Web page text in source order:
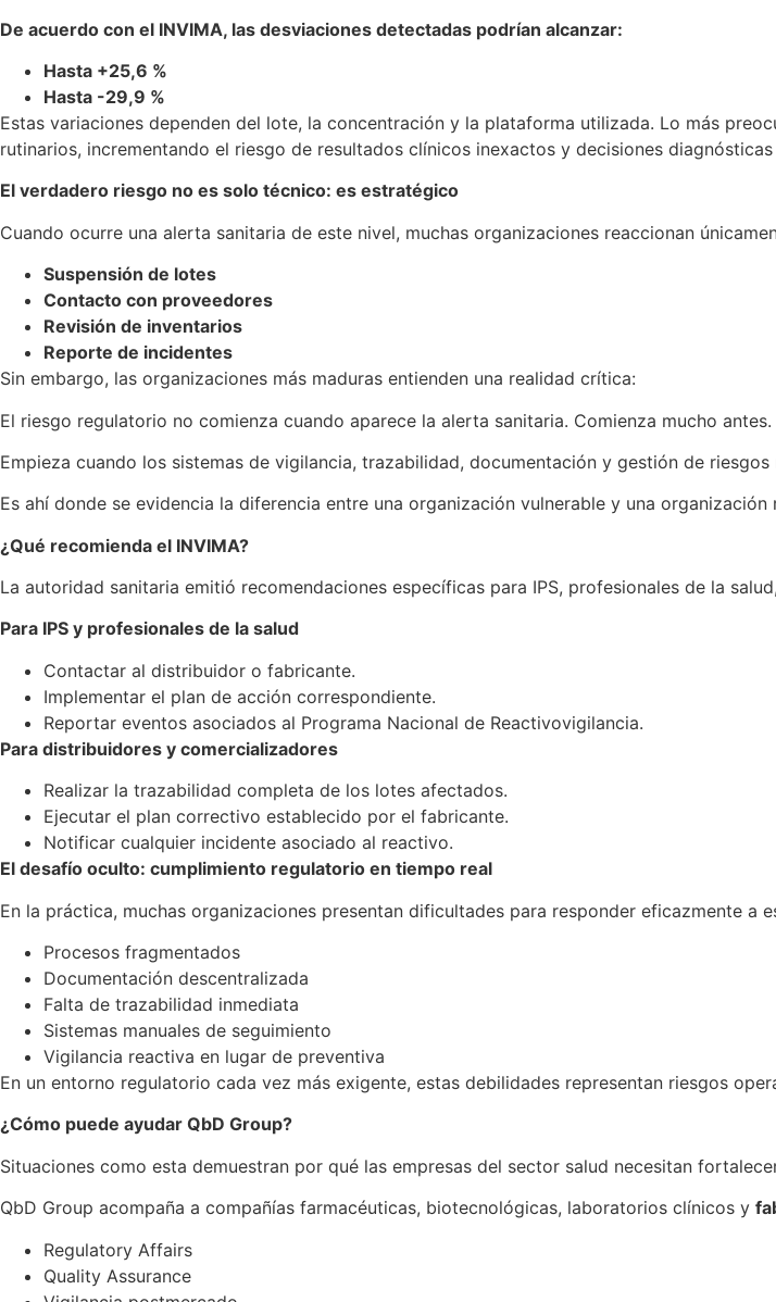
De acuerdo con el INVIMA, las desviaciones detectadas podrían alcanzar:
Hasta +25,6 %
Hasta -29,9 %
Estas variaciones dependen del lote, la concentración y la plataforma utilizada. Lo más
rutinarios, incrementando el riesgo de resultados clínicos inexactos y decisiones
El verdadero riesgo no es solo técnico: es estratégico
Cuando ocurre una alerta sanitaria de este nivel, muchas organizaciones reaccionan
Suspensión de lotes
Contacto con proveedores
Revisión de inventarios
Reporte de incidentes
Sin embargo, las organizaciones más maduras entienden una realidad crítica:
El riesgo regulatorio no comienza cuando aparece la alerta sanitaria. Comienza mucho antes.
Empieza cuando los sistemas de vigilancia, trazabilidad, documentación y gestión de
Es ahí donde se evidencia la diferencia entre una organización vulnerable y una organización
¿Qué recomienda el INVIMA?
La autoridad sanitaria emitió recomendaciones específicas para IPS, profesionales de la
Para IPS y profesionales de la salud
Contactar al distribuidor o fabricante.
Implementar el plan de acción correspondiente.
Reportar eventos asociados al Programa Nacional de Reactivovigilancia.
Para distribuidores y comercializadores
Realizar la trazabilidad completa de los lotes afectados.
Ejecutar el plan correctivo establecido por el fabricante.
Notificar cualquier incidente asociado al reactivo.
El desafío oculto: cumplimiento regulatorio en tiempo real
En la práctica, muchas organizaciones presentan dificultades para responder eficazmente a
Procesos fragmentados
Documentación descentralizada
Falta de trazabilidad inmediata
Sistemas manuales de seguimiento
Vigilancia reactiva en lugar de preventiva
En un entorno regulatorio cada vez más exigente, estas debilidades representan riesgos
¿Cómo puede ayudar QbD Group?
Situaciones como esta demuestran por qué las empresas del sector salud necesitan
QbD Group acompaña a compañías farmacéuticas, biotecnológicas, laboratorios clínicos y
Regulatory Affairs
Quality Assurance